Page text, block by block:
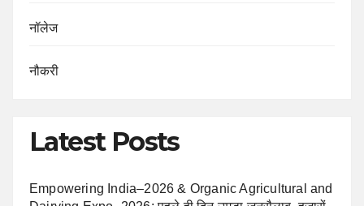
नॉलेज
नौकरी
Latest Posts
Empowering India–2026 & Organic Agricultural and